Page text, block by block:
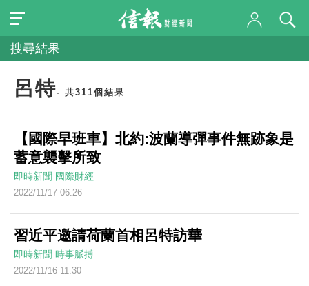
搜尋結果
呂特- 共311個結果
【國際早班車】北約:波蘭導彈事件無跡象是
蓄意襲擊所致
即時新聞 國際財經
2022/11/17 06:26
習近平邀請荷蘭首相呂特訪華
即時新聞 時事脈搏
2022/11/16 11:30